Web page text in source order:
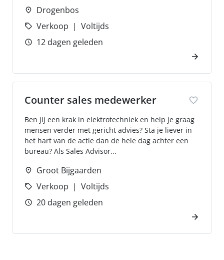
Drogenbos
Verkoop
Voltijds
12 dagen geleden
Counter sales medewerker
Ben jij een krak in elektrotechniek en help je graag
mensen verder met gericht advies? Sta je liever in
het hart van de actie dan de hele dag achter een
bureau? Als Sales Advisor...
Groot Bijgaarden
Verkoop
Voltijds
20 dagen geleden